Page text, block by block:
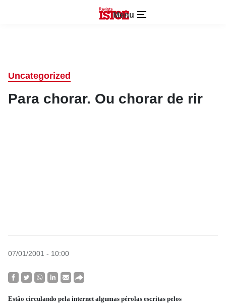
Menu
Uncategorized
Para chorar. Ou chorar de rir
07/01/2001 - 10:00
Estão circulando pela internet algumas pérolas escritas pelos